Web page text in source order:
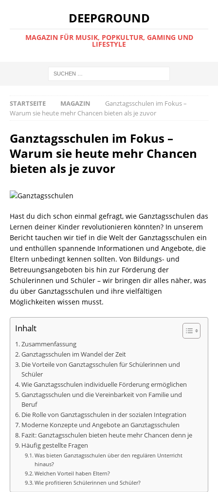
DEEPGROUND
MAGAZIN FÜR MUSIK, POPKULTUR, GAMING UND
LIFESTYLE
STARTSEITE MAGAZIN
Ganztagsschulen im Fokus –
Warum sie heute mehr Chancen bieten als je zuvor
Ganztagsschulen im Fokus –
Warum sie heute mehr Chancen
bieten als je zuvor
Hast du dich schon einmal gefragt, wie Ganztagsschulen das
Lernen deiner Kinder revolutionieren könnten? In unserem
Bericht tauchen wir tief in die Welt der Ganztagsschulen ein
und enthüllen spannende Informationen und Angebote, die
Eltern unbedingt kennen sollten. Von Bildungs- und
Betreuungsangeboten bis hin zur Förderung der
Schülerinnen und Schüler – wir bringen dir alles näher, was
du über Ganztagsschulen und ihre vielfältigen
Möglichkeiten wissen musst.
Inhalt
Zusammenfassung
Ganztagsschulen im Wandel der Zeit
Die Vorteile von Ganztagsschulen für Schülerinnen und
Schüler
Wie Ganztagsschulen individuelle Förderung ermöglichen
Ganztagsschulen und die Vereinbarkeit von Familie und
Beruf
Die Rolle von Ganztagsschulen in der sozialen Integration
Moderne Konzepte und Angebote an Ganztagsschulen
Fazit: Ganztagsschulen bieten heute mehr Chancen denn je
Häufig gestellte Fragen
Was bieten Ganztagsschulen über den regulären Unterricht
hinaus?
Welchen Vorteil haben Eltern?
Wie profitieren Schülerinnen und Schüler?